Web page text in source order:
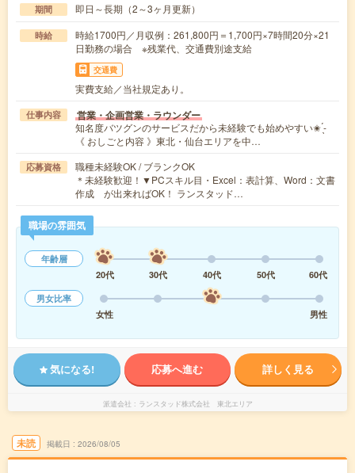
期間 即日～長期（2～3ヶ月更新）
時給
時給1700円／月収例：261,800円＝1,700円×7時間20分×21
日勤務の場合 ※残業代、交通費別途支給
交通費
実費支給／当社規定あり。
仕事内容 営業・企画営業・ラウンダー
知名度バツグンのサービスだから未経験でも始めやすい✬ ̖́-
《 おしごと内容 》東北・仙台エリアを中…
応募資格
職種未経験OK / ブランクOK
＊未経験歓迎！▼PCスキル目・Excel：表計算、Word：文書
作成 が出来ればOK！ ランスタッド…
職場の雰囲気
年齢層
20代
30代 40代 50代
60代
男女比率
女性
男性
気になる! 応募へ進む 詳しく見る
派遣会社 ランスタッド株式会社 東北エリア
未読 掲載日 2026/08/05